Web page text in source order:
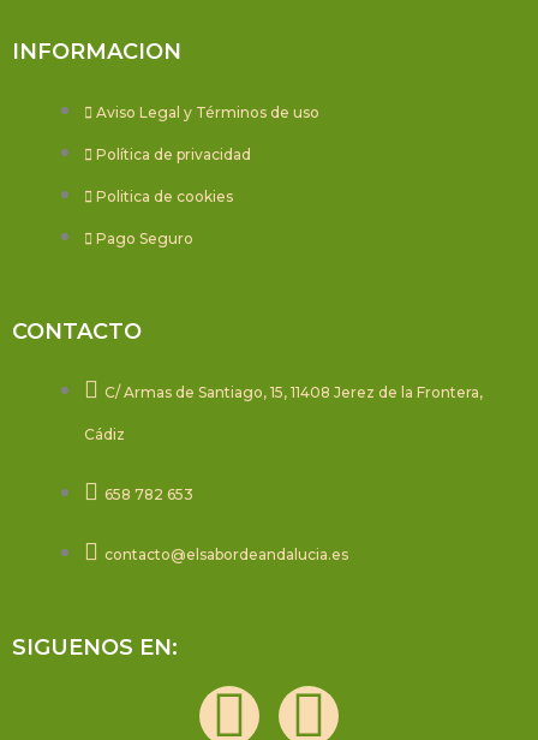
INFORMACION
Aviso Legal y Términos de uso
Política de privacidad
Politica de cookies
Pago Seguro
CONTACTO
C/ Armas de Santiago, 15, 11408 Jerez de la Frontera,
Cádiz
658 782 653
contacto@elsabordeandalucia.es
SIGUENOS EN:
F
I